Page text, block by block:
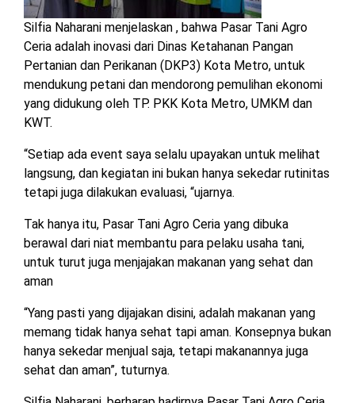
DPRD
TULANG
BAWANG
DPRD
TULANG
BAWANG
BARAT
DPRD
WAYKANAN
INFO
PERIKLANAN
KEBIJAKAN
PRIVASI
SOSIAL
MEDIA
PEDOMAN
MEDIA
SIBER
REDAKSI
TENTANG
KAMI
Silfia Naharani menjelaskan , bahwa Pasar Tani Agro
Ceria adalah inovasi dari Dinas Ketahanan Pangan
Pertanian dan Perikanan (DKP3) Kota Metro, untuk
mendukung petani dan mendorong pemulihan ekonomi
yang didukung oleh TP. PKK Kota Metro, UMKM dan
KWT.
“Setiap ada event saya selalu upayakan untuk melihat
langsung, dan kegiatan ini bukan hanya sekedar rutinitas
tetapi juga dilakukan evaluasi, “ujarnya.
Tak hanya itu, Pasar Tani Agro Ceria yang dibuka
berawal dari niat membantu para pelaku usaha tani,
untuk turut juga menjajakan makanan yang sehat dan
aman
“Yang pasti yang dijajakan disini, adalah makanan yang
memang tidak hanya sehat tapi aman. Konsepnya bukan
hanya sekedar menjual saja, tetapi makanannya juga
sehat dan aman”, tuturnya.